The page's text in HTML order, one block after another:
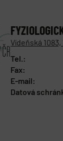
Vídeňská
Tel.:
Fax:
E-mail:
Datová